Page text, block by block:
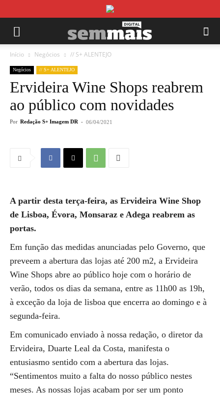
Início Negócios // S+ ALENTEJO
Negócios // S+ ALENTEJO
Ervideira Wine Shops reabrem
ao público com novidades
Por Redação S+ Imagem DR - 06/04/2021
A partir desta terça-feira, as Ervideira Wine Shop
de Lisboa, Évora, Monsaraz e Adega reabrem as
portas.
Em função das medidas anunciadas pelo Governo, que
preveem a abertura das lojas até 200 m2, a Ervideira
Wine Shops abre ao público hoje com o horário de
verão, todos os dias da semana, entre as 11h00 as 19h,
à exceção da loja de lisboa que encerra ao domingo e à
segunda-feira.
Em comunicado enviado à nossa redação, o diretor da
Ervideira, Duarte Leal da Costa, manifesta o
entusiasmo sentido com a abertura das lojas.
“Sentimentos muito a falta do nosso público nestes
meses. As nossas lojas acabam por ser um ponto